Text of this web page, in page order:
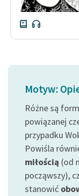
Motyw:
Różne są
powiązanej
przypadku
Powiśla
miłością (od
począwszy),
stanowić